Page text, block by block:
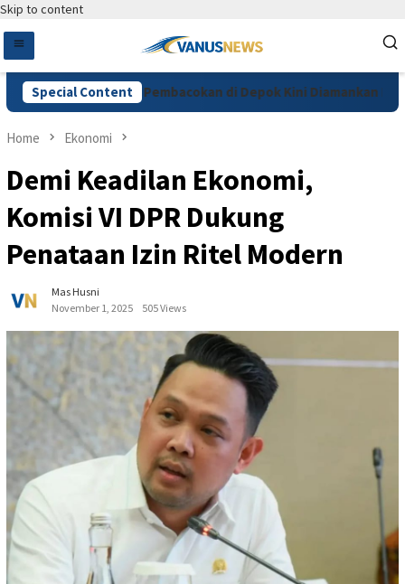
Skip to content
Special Content
Pelaku Pembacokan di Depok Kini Diamankan Polres
Home Ekonomi
Demi Keadilan Ekonomi,
Komisi VI DPR Dukung
Penataan Izin Ritel Modern
Mas Husni
November 1, 2025
505 Views